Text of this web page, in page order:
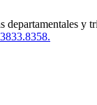
departamentales